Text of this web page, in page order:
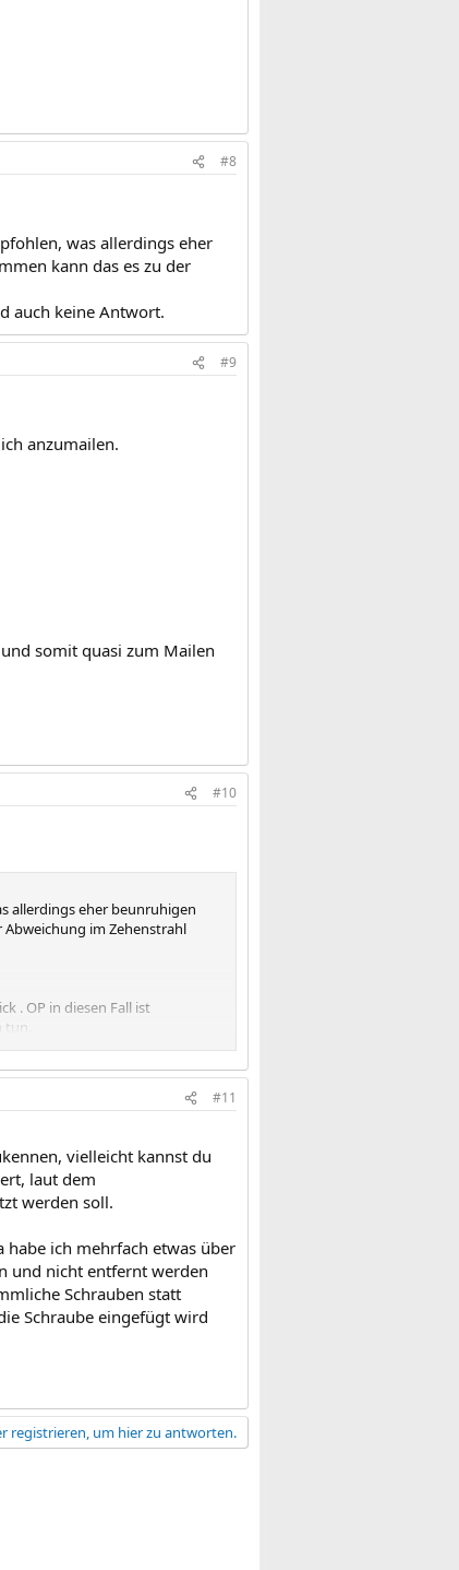
#8
was allerdings eher
kann das es zu der
auch keine Antwort.
#9
anzumailen.
somit quasi zum Mailen
#10
allerdings eher beunruhigen
Abweichung im Zehenstrahl
. OP in diesen Fall ist
beunruhig etwas.🙁
#11
vielleicht kannst du
laut dem
werden soll.
habe ich mehrfach etwas über
und nicht entfernt werden
Schrauben statt
Schraube eingefügt wird
registrieren, um hier zu antworten.